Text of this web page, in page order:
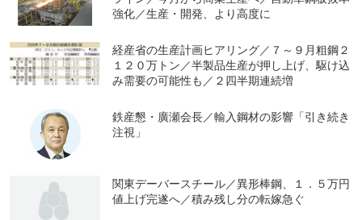
強化／生産・開発、より高度に
経産省の生産計画ヒアリング／７～９月粗鋼２
１２０万トン／半製品生産が押し上げ、駆け込
み需要の可能性も／２四半期連続増
鉄産懇・廣瀬会長／輸入鋼材の影響「引き続き
注視」
関東デーバースチール／異形棒鋼、１．５万円
値上げ完遂へ／積み残し分の転嫁急ぐ